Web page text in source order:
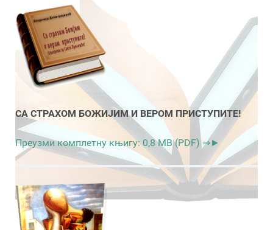
СА СТРАХОМ БОЖИЈИМ И ВЕРОМ ПРИСТУПИТЕ!
Преузми комплетну књигу: 0,8 MB (PDF) ⇒►